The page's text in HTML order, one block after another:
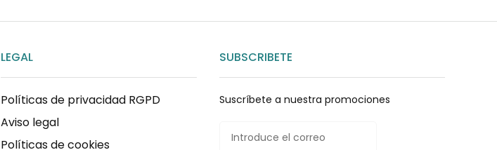
LEGAL
Políticas de privacidad RGPD
Aviso legal
Políticas de cookies
SUBSCRIBETE
Suscríbete a nuestra promociones